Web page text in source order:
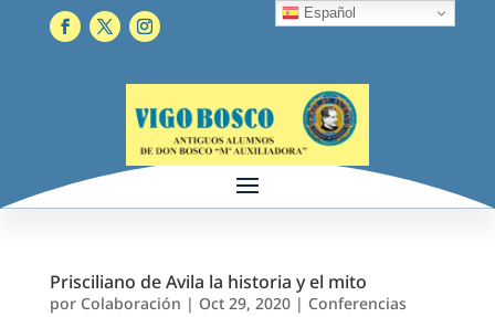
Prisciliano de Avila la historia y el mito
por Colaboración | Oct 29, 2020| Conferencias
Español